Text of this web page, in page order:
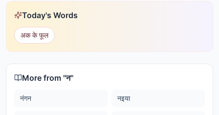
Today's Words
अक के फूल
More from "न"
नंगन नइया